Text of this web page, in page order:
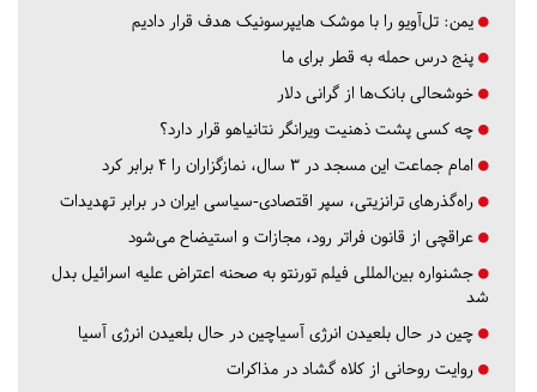
یمن: تل‌آویو را با موشک هایپرسونیک هدف قرار دادیم
پنج درس‌ حمله به قطر برای ما
خوشحالی بانک‌ها از گرانی دلار
چه کسی پشت ذهنیت ویرانگر نتانیاهو قرار دارد؟
امام جماعت این مسجد در ۳ سال، نمازگزاران را ۴ برابر کرد
راه‌گذرهای ترانزیتی، سپر اقتصادی-سیاسی ایران در برابر تهدیدات
عراقچی از قانون فراتر رود، مجازات و استیضاح می‌شود
جشنواره بین‌المللی فیلم تورنتو به صحنه اعتراض علیه اسرائیل بدل
شد
چین در حال بلعیدن انرژی آسیاچین در حال بلعیدن انرژی آسیا
روایت روحانی از کلاه گشاد در مذاکرات